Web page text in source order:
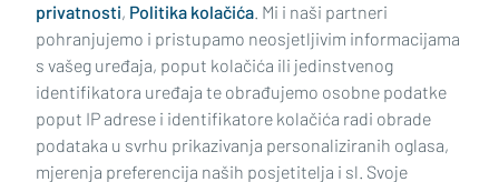
VIDI STARIJE ČLANKE
privatnosti, Politika kolačića. Mi i naši partneri
pohranjujemo i pristupamo neosjetljivim informacijama
s vašeg uređaja, poput kolačića ili jedinstvenog
identifikatora uređaja te obrađujemo osobne podatke
poput IP adrese i identifikatore kolačića radi obrade
podataka u svrhu prikazivanja personaliziranih oglasa,
mjerenja preferencija naših posjetitelja i sl. Svoje